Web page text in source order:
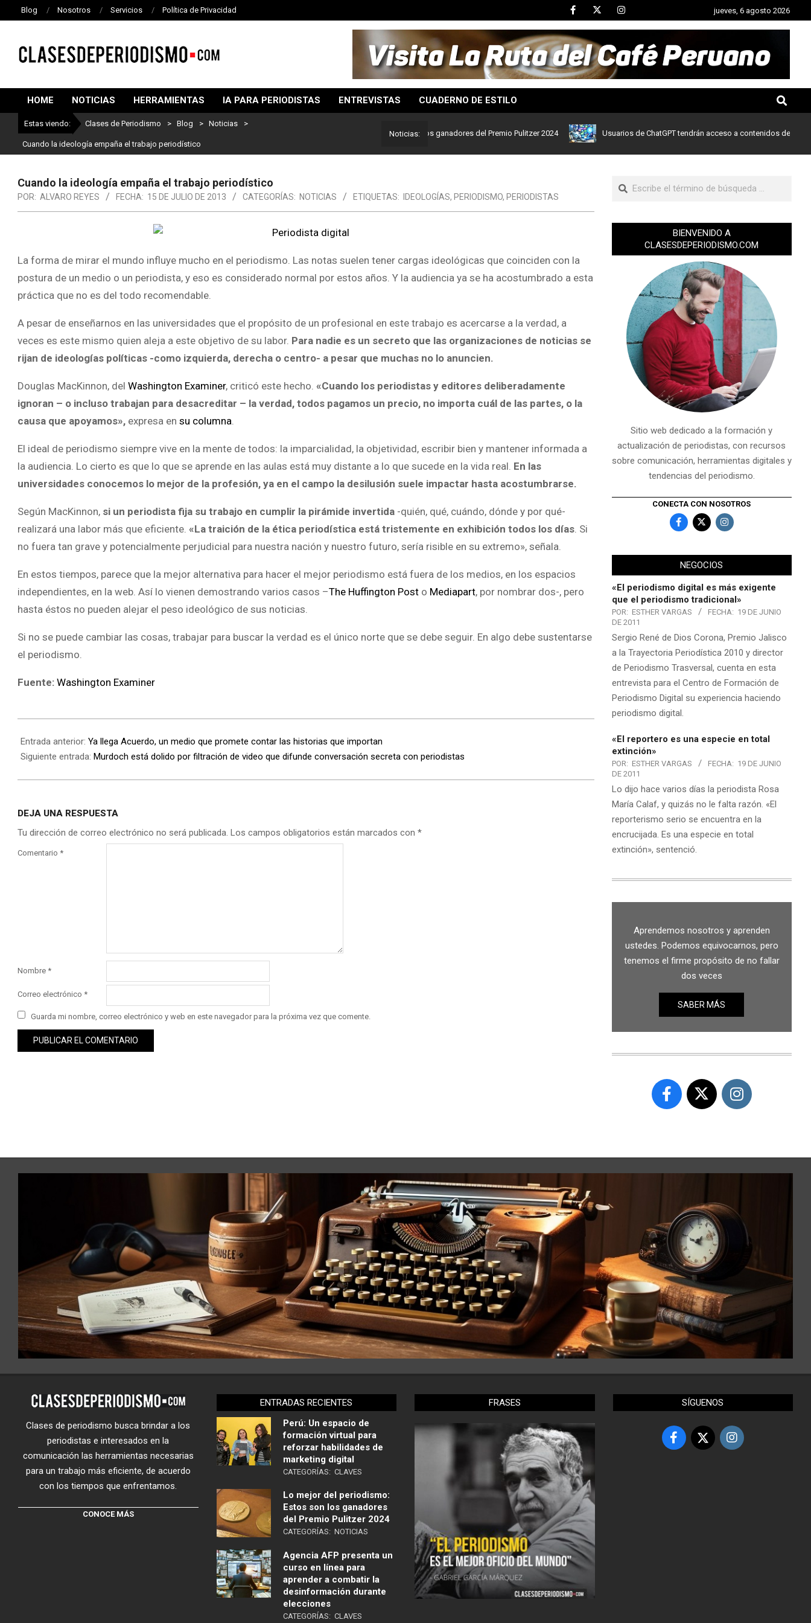
Blog Nosotros Servicios Política de Privacidad jueves, 6 agosto 2026
DE
PERIODISMO
HOME NOTICIAS HERRAMIENTAS IA PARA PERIODISTAS ENTREVISTAS CUADERNO DE ESTILO
Estas viendo: Clases de Periodismo > Blog > Noticias >
Cuando la ideología empaña el trabajo periodístico
Noticias:
Lo mejor del periodismo: Estos son los ganadores del Premio Pulitzer 2024 Usuarios de ChatGPT tendrán acceso a contenidos de noticias de
Cuando la ideología empaña el trabajo periodístico
POR: ALVARO REYES FECHA: 15 DE JULIO DE 2013 CATEGORÍAS: NOTICIAS ETIQUETAS: IDEOLOGÍAS, PERIODISMO, PERIODISTAS
La forma de mirar el mundo influye mucho en el periodismo. Las notas suelen tener cargas ideológicas que coinciden con la
postura de un medio o un periodista, y eso es considerado normal por estos años. Y la audiencia ya se ha acostumbrado a esta
práctica que no es del todo recomendable.
A pesar de enseñarnos en las universidades que el propósito de un profesional en este trabajo es acercarse a la verdad, a
veces es este mismo quien aleja a este objetivo de su labor. Para nadie es un secreto que las organizaciones de noticias se
rijan de ideologías políticas -como izquierda, derecha o centro- a pesar que muchas no lo anuncien.
Douglas MacKinnon, del Washington Examiner, criticó este hecho. «Cuando los periodistas y editores deliberadamente
ignoran – o incluso trabajan para desacreditar – la verdad, todos pagamos un precio, no importa cuál de las partes, o la
causa que apoyamos», expresa en su columna.
El ideal de periodismo siempre vive en la mente de todos: la imparcialidad, la objetividad, escribir bien y mantener informada a
la audiencia. Lo cierto es que lo que se aprende en las aulas está muy distante a lo que sucede en la vida real. En las
universidades conocemos lo mejor de la profesión, ya en el campo la desilusión suele impactar hasta acostumbrarse.
Según MacKinnon, si un periodista fija su trabajo en cumplir la pirámide invertida -quién, qué, cuándo, dónde y por qué-
realizará una labor más que eficiente. «La traición de la ética periodística está tristemente en exhibición todos los días. Si
no fuera tan grave y potencialmente perjudicial para nuestra nación y nuestro futuro, sería risible en su extremo», señala.
En estos tiempos, parece que la mejor alternativa para hacer el mejor periodismo está fuera de los medios, en los espacios
independientes, en la web. Así lo vienen demostrando varios casos –The Huffington Post o Mediapart, por nombrar dos-, pero
hasta éstos no pueden alejar el peso ideológico de sus noticias.
Si no se puede cambiar las cosas, trabajar para buscar la verdad es el único norte que se debe seguir. En algo debe sustentarse
el periodismo.
Fuente: Washington Examiner
Entrada anterior: Ya llega Acuerdo, un medio que promete contar las historias que importan
Siguiente entrada: Murdoch está dolido por filtración de video que difunde conversación secreta con periodistas
DEJA UNA RESPUESTA
Tu dirección de correo electrónico no será publicada. Los campos obligatorios están marcados con *
Comentario *
Nombre *
Correo electrónico *
Guarda mi nombre, correo electrónico y web en este navegador para la próxima vez que comente.
BIENVENIDO A
CLASESDEPERIODISMO.COM
Sitio web dedicado a la formación y
actualización de periodistas, con recursos
sobre comunicación, herramientas digitales y
tendencias del periodismo.
CONECTA CON NOSOTROS
NEGOCIOS
«El periodismo digital es más exigente
que el periodismo tradicional»
POR: ESTHER VARGAS FECHA: 19 DE JUNIO
DE 2011
Sergio René de Dios Corona, Premio Jalisco
a la Trayectoria Periodística 2010 y director
de Periodismo Trasversal, cuenta en esta
entrevista para el Centro de Formación de
Periodismo Digital su experiencia haciendo
periodismo digital.
«El reportero es una especie en total
extinción»
POR: ESTHER VARGAS FECHA: 19 DE JUNIO
DE 2011
Lo dijo hace varios días la periodista Rosa
María Calaf, y quizás no le falta razón. «El
reporterismo serio se encuentra en la
encrucijada. Es una especie en total
extinción», sentenció.
Aprendemos nosotros y aprenden
ustedes. Podemos equivocarnos, pero
tenemos el firme propósito de no fallar
dos veces
SABER MÁS
Clases de periodismo busca brindar a los
periodistas e interesados en la
comunicación las herramientas necesarias
para un trabajo más eficiente, de acuerdo
con los tiempos que enfrentamos.
CONOCE MÁS
ENTRADAS RECIENTES
Perú: Un espacio de
formación virtual para
reforzar habilidades de
marketing digital
CATEGORÍAS: CLAVES
Lo mejor del periodismo:
Estos son los ganadores
del Premio Pulitzer 2024
CATEGORÍAS: NOTICIAS
Agencia AFP presenta un
curso en línea para
aprender a combatir la
desinformación durante
elecciones
CATEGORÍAS: CLAVES
FRASES SÍGUENOS